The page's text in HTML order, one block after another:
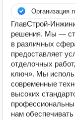
Организация
ГлавСтрой-
решения. Мы —
в различных
предоставляет
отделочных
ключ». Мы
современные
высоких
нам